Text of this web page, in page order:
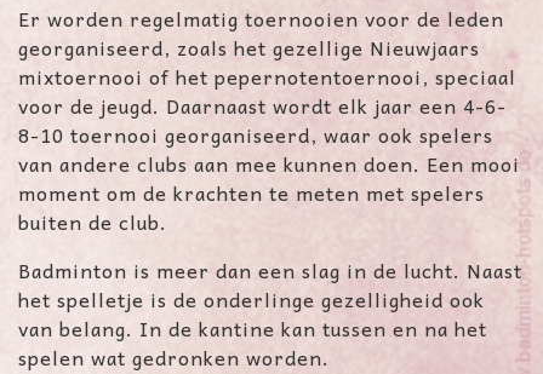
Er worden regelmatig toernooien voor de leden
georganiseerd, zoals het gezellige Nieuwjaars
mixtoernooi of het pepernotentoernooi, speciaal
voor de jeugd. Daarnaast wordt elk jaar een 4-6-
8-10 toernooi georganiseerd, waar ook spelers
van andere clubs aan mee kunnen doen. Een mooi
moment om de krachten te meten met spelers
buiten de club.
Badminton is meer dan een slag in de lucht. Naast
het spelletje is de onderlinge gezelligheid ook
van belang. In de kantine kan tussen en na het
spelen wat gedronken worden.